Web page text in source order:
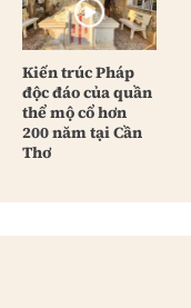
Kiến trúc Pháp
độc đáo của quần
thể mộ cổ hơn
200 năm tại Cần
Thơ